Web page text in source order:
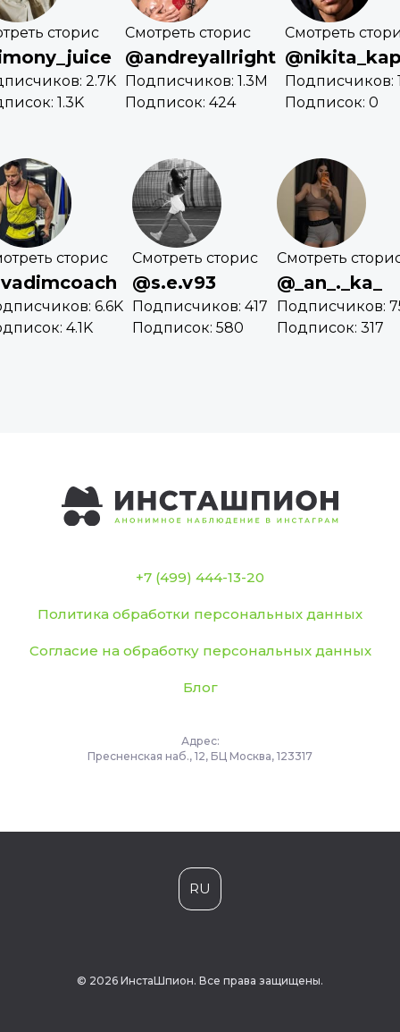
сторис
2.7K
1.3K
Смотреть сторис
@andreyallright
Подписчиков: 1.3M
Подписок: 424
Смотреть
Подписчиков:
Подписок: 0
сторис
6.6K
4.1K
Смотреть сторис
@s.e.v93
Подписчиков: 417
Подписок: 580
Смотреть
@_an_._ka_
Подписчиков:
Подписок: 317
+7 (499) 444-13-20
Политика обработки персональных данных
Согласие на обработку персональных данных
Блог
Адрес:
Пресненская наб., 12, БЦ Москва, 123317
RU
© 2026 ИнстаШпион. Все права защищены.